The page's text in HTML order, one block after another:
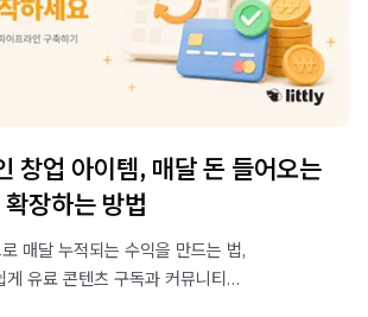
창업 아이템, 매달 돈 들어오는
확장하는 방법
매달 누적되는 수익을 만드는 법,
게 유료 콘텐츠 구독과 커뮤니티